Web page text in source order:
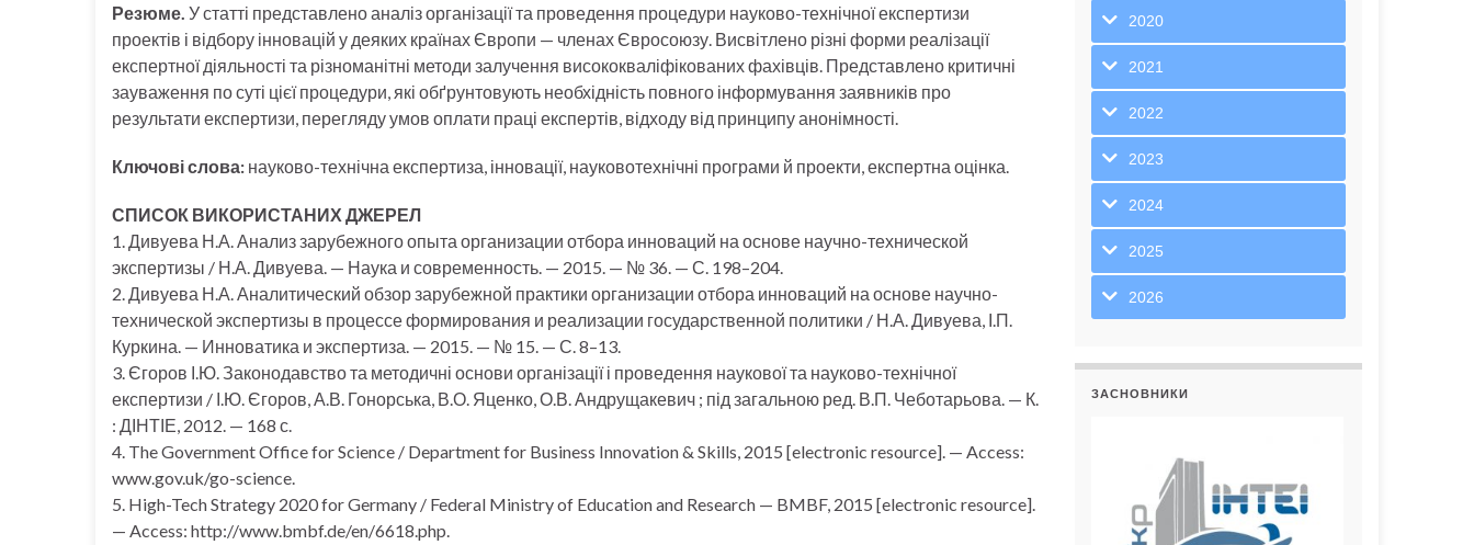
Резюме. У статті представлено аналіз організації та проведення процедури науково-технічної експертизи
проектів і відбору інновацій у деяких країнах Європи — членах Євросоюзу. Висвітлено різні форми реалізації
експертної діяльності та різноманітні методи залучення висококваліфікованих фахівців. Представлено критичні
зауваження по суті цієї процедури, які обґрунтовують необхідність повного інформування заявників про
результати експертизи, перегляду умов оплати праці експертів, відходу від принципу анонімності.
Ключові слова: науково-технічна експертиза, інновації, науковотехнічні програми й проекти, експертна оцінка.
СПИСОК ВИКОРИСТАНИХ ДЖЕРЕЛ
1. Дивуева Н.А. Анализ зарубежного опыта организации отбора инноваций на основе научно-технической
экспертизы / Н.А. Дивуева. — Наука и современность. — 2015. — № 36. — С. 198–204.
2. Дивуева Н.А. Аналитический обзор зарубежной практики организации отбора инноваций на основе научно-
технической экспертизы в процессе формирования и реализации государственной политики / Н.А. Дивуева, І.П.
Куркина. — Инноватика и экспертиза. — 2015. — № 15. — С. 8–13.
3. Єгоров І.Ю. Законодавство та методичні основи організації і проведення наукової та науково-технічної
експертизи / І.Ю. Єгоров, А.В. Гонорська, В.О. Яценко, О.В. Андрущакевич ; під загальною ред. В.П. Чеботарьова. — К.
: ДІНТІЕ, 2012. — 168 с.
4. The Government Office for Science / Department for Business Innovation & Skills, 2015 [electronic resource]. — Access:
www.gov.uk/go-science.
5. High-Tech Strategy 2020 for Germany / Federal Ministry of Education and Research — BMBF, 2015 [electronic resource].
— Access: http://www.bmbf.de/en/6618.php.
2020
2021
2022
2023
2024
2025
2026
ЗАСНОВНИКИ